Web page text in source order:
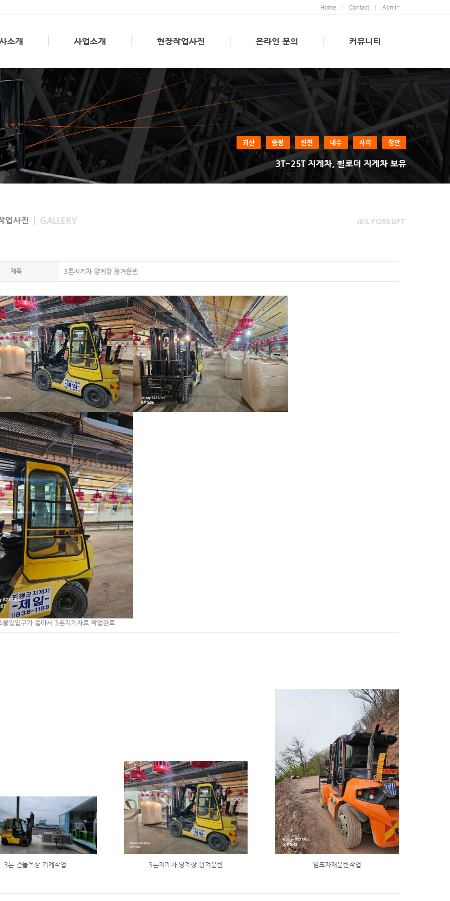
Home Contact Admin
소개 사업소개 현장작업사진 온라인 문의 커뮤니티
괴산 증평 진천 내수 사리 청안
3T~25T 지게차, 휠로더 지게차 보유
업사진 GALLERY JEIL FORKLIFT
제목 3톤지게차 양계장 왕겨운반
물및입구가 좁아서 3톤지게차로 작업완료
3톤 건물옥상 기계작업 3톤지게차 양계장 왕겨운반 임도자재운반작업